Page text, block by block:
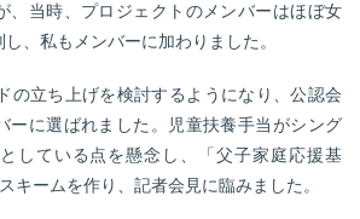
、当時、プロジェクトのメンバーはほぼ女
、私もメンバーに加わりました。
の立ち上げを検討するようになり、公認会
ーに選ばれました。児童扶養手当がシング
している点を懸念し、「父子家庭応援基
キームを作り、記者会見に臨みました。